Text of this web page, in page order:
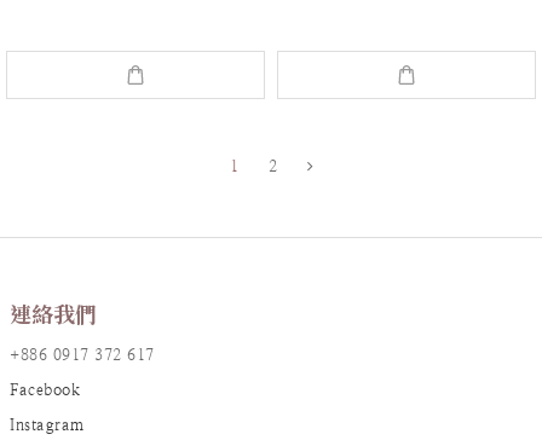
1 2
連絡我們
+886 0917 372 617
Facebook
Instagram